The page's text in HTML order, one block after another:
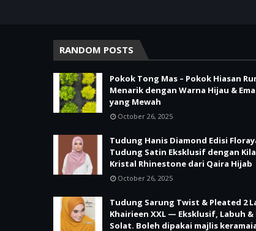
RANDOM POSTS
Pokok Tong Mas – Pokok Hiasan
Menarik dengan Warna Hijau &
yang Mewah
October 26, 2025
Tudung Hanis Diamond Edisi
Tudung Satin Eksklusif dengan
Kristal Rhinestone dari Qaira Hijab
October 26, 2025
Tudung Sarung Twist & Pleated 2
Khairieen XXL — Eksklusif, Labuh &
Solat. Boleh dipakai majlis